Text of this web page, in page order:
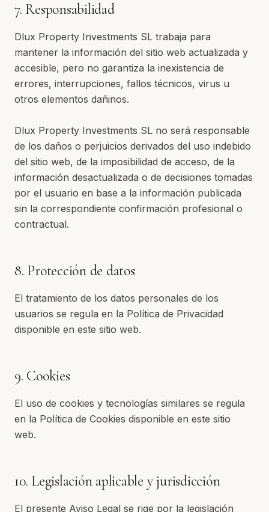
7. Responsabilidad
Dlux Property Investments SL trabaja para
mantener la información del sitio web actualizada y
accesible, pero no garantiza la inexistencia de
errores, interrupciones, fallos técnicos, virus u
otros elementos dañinos.
Dlux Property Investments SL no será responsable
de los daños o perjuicios derivados del uso indebido
del sitio web, de la imposibilidad de acceso, de la
información desactualizada o de decisiones tomadas
por el usuario en base a la información publicada
sin la correspondiente confirmación profesional o
contractual.
8. Protección de datos
El tratamiento de los datos personales de los
usuarios se regula en la Política de Privacidad
disponible en este sitio web.
9. Cookies
El uso de cookies y tecnologías similares se regula
en la Política de Cookies disponible en este sitio
web.
10. Legislación aplicable y jurisdicción
El presente Aviso Legal se rige por la legislación